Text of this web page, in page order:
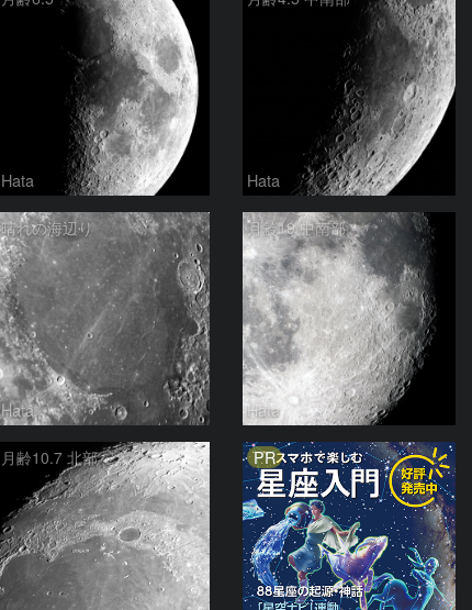
Hata Hata
晴れの海辺り
Hata
月齢19 中南部
Hata
月齢10.7 北部 PR